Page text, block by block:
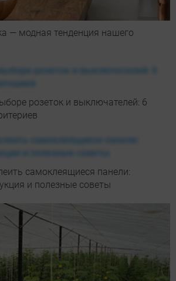
— модная тенденция нашего
розеток и выключателей: 6
самоклеящиеся панели:
и полезные советы